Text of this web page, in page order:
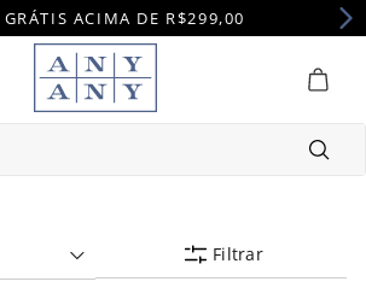
GRÁTIS ACIMA DE R$299,00
Filtrar